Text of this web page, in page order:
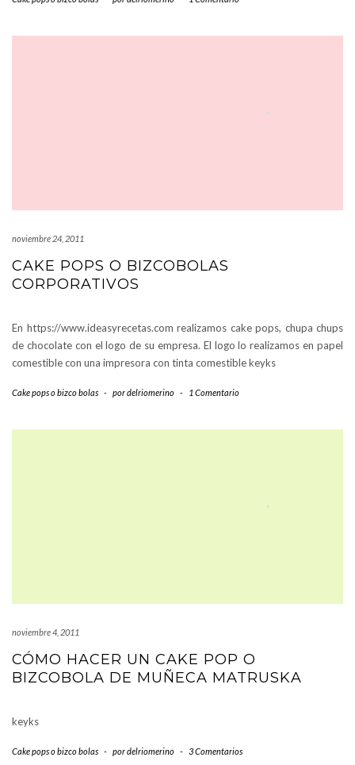
noviembre 24, 2011
CAKE POPS O BIZCOBOLAS
CORPORATIVOS
En https://www.ideasyrecetas.com realizamos cake pops, chupa chups
de chocolate con el logo de su empresa. El logo lo realizamos en papel
comestible con una impresora con tinta comestible keyks
Cake pops o bizco bolas - pordelriomerino - 1 Comentario
noviembre 4, 2011
CÓMO HACER UN CAKE POP O
BIZCOBOLA DE MUÑECA MATRUSKA
keyks
Cake pops o bizco bolas - pordelriomerino - 3 Comentarios